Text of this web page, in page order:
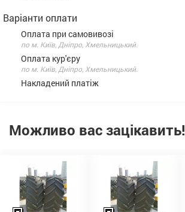
Варіанти оплати
Оплата при самовивозі
по м. Київ, Дніпро, Хмельницький.
Оплата кур'єру
по м. Київ, Дніпро, Хмельницький.
Накладений платіж
Можливо вас зацікавить!